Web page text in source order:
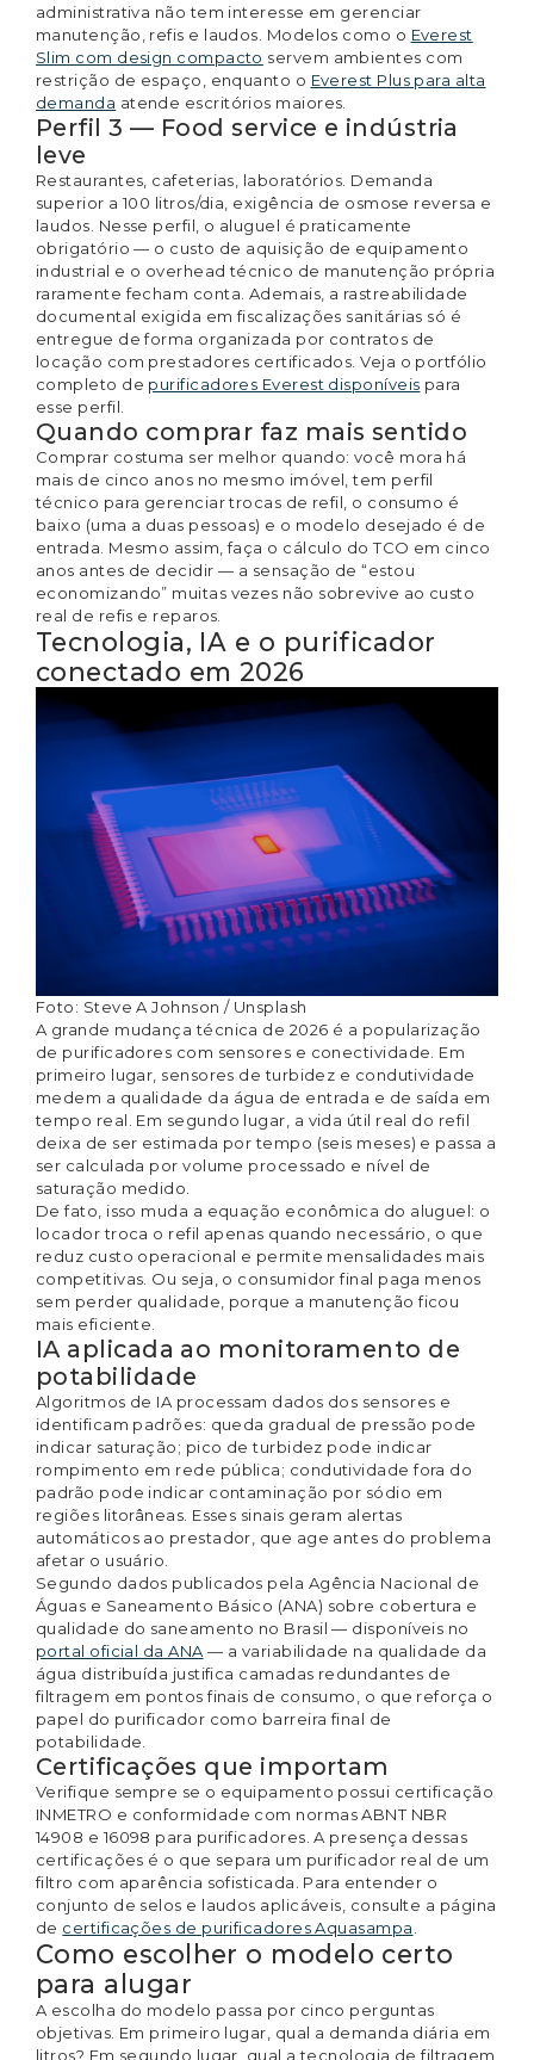
administrativa não tem interesse em gerenciar
manutenção, refis e laudos. Modelos como o Everest
Slim com design compacto servem ambientes com
restrição de espaço, enquanto o Everest Plus para alta
demanda atende escritórios maiores.
Perfil 3 — Food service e indústria
leve
Restaurantes, cafeterias, laboratórios. Demanda
superior a 100 litros/dia, exigência de osmose reversa e
laudos. Nesse perfil, o aluguel é praticamente
obrigatório — o custo de aquisição de equipamento
industrial e o overhead técnico de manutenção própria
raramente fecham conta. Ademais, a rastreabilidade
documental exigida em fiscalizações sanitárias só é
entregue de forma organizada por contratos de
locação com prestadores certificados. Veja o portfólio
completo de purificadores Everest disponíveis para
esse perfil.
Quando comprar faz mais sentido
Comprar costuma ser melhor quando: você mora há
mais de cinco anos no mesmo imóvel, tem perfil
técnico para gerenciar trocas de refil, o consumo é
baixo (uma a duas pessoas) e o modelo desejado é de
entrada. Mesmo assim, faça o cálculo do TCO em cinco
anos antes de decidir — a sensação de “estou
economizando” muitas vezes não sobrevive ao custo
real de refis e reparos.
Tecnologia, IA e o purificador
conectado em 2026
Foto: Steve A Johnson / Unsplash
A grande mudança técnica de 2026 é a popularização
de purificadores com sensores e conectividade. Em
primeiro lugar, sensores de turbidez e condutividade
medem a qualidade da água de entrada e de saída em
tempo real. Em segundo lugar, a vida útil real do refil
deixa de ser estimada por tempo (seis meses) e passa a
ser calculada por volume processado e nível de
saturação medido.
De fato, isso muda a equação econômica do aluguel: o
locador troca o refil apenas quando necessário, o que
reduz custo operacional e permite mensalidades mais
competitivas. Ou seja, o consumidor final paga menos
sem perder qualidade, porque a manutenção ficou
mais eficiente.
IA aplicada ao monitoramento de
potabilidade
Algoritmos de IA processam dados dos sensores e
identificam padrões: queda gradual de pressão pode
indicar saturação; pico de turbidez pode indicar
rompimento em rede pública; condutividade fora do
padrão pode indicar contaminação por sódio em
regiões litorâneas. Esses sinais geram alertas
automáticos ao prestador, que age antes do problema
afetar o usuário.
Segundo dados publicados pela Agência Nacional de
Águas e Saneamento Básico (ANA) sobre cobertura e
qualidade do saneamento no Brasil — disponíveis no
portal oficial da ANA — a variabilidade na qualidade da
água distribuída justifica camadas redundantes de
filtragem em pontos finais de consumo, o que reforça o
papel do purificador como barreira final de
potabilidade.
Certificações que importam
Verifique sempre se o equipamento possui certificação
INMETRO e conformidade com normas ABNT NBR
14908 e 16098 para purificadores. A presença dessas
certificações é o que separa um purificador real de um
filtro com aparência sofisticada. Para entender o
conjunto de selos e laudos aplicáveis, consulte a página
de certificações de purificadores Aquasampa
Como escolher o modelo certo
para alugar
A escolha do modelo passa por cinco perguntas
objetivas. Em primeiro lugar, qual a demanda diária em
litros? Em segundo lugar, qual a tecnologia de filtragem